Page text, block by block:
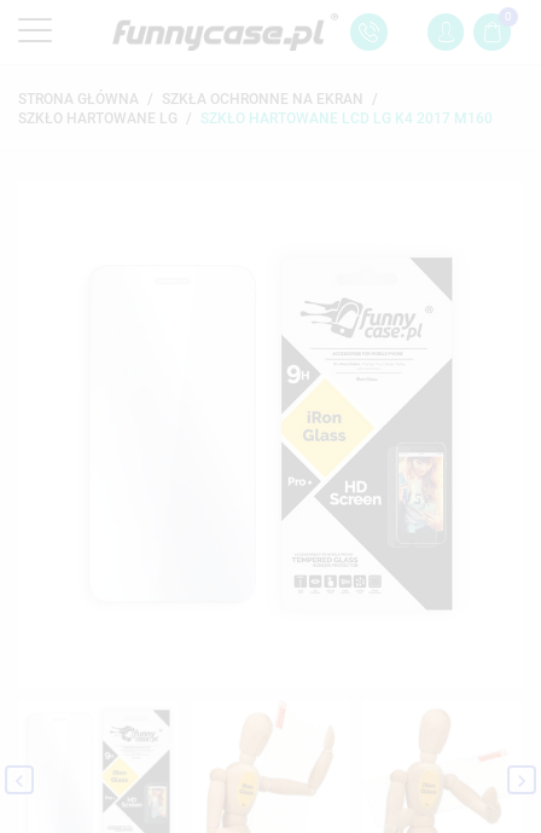
0
STRONA GŁÓWNA
SZKŁA OCHRONNE NA EKRAN
SZKŁO HARTOWANE LG
SZKŁO HARTOWANE LCD LG K4 2017 M160
 